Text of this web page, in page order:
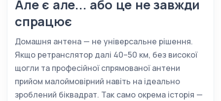
Але є але... або це не завжди
спрацює
Домашня антена — не універсальне рішення.
Якщо ретранслятор далі 40–50 км, без високої
щогли та професійної спрямованої антени
прийом малоймовірний навіть на ідеально
зроблений біквадрат. Так само окрема історія —